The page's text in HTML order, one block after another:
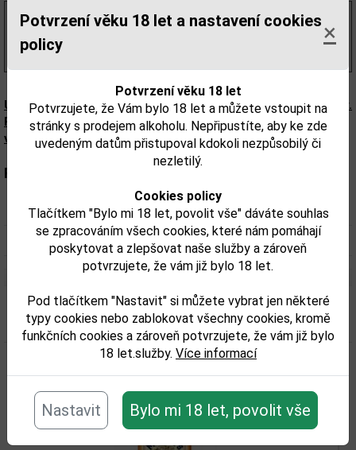
Potvrzení věku 18 let a nastavení cookies
policy
×
Potvrzení věku 18 let
Potvrzujete, že Vám bylo 18 let a můžete vstoupit na
stránky s prodejem alkoholu. Nepřipustíte, aby ke zde
uvedeným datům přistupoval kdokoli nezpůsobilý či
nezletilý.
Cookies policy
Tlačítkem "Bylo mi 18 let, povolit vše" dáváte souhlas
se zpracováním všech cookies, které nám pomáhají
poskytovat a zlepšovat naše služby a zároveň
potvrzujete, že vám již bylo 18 let.
Pod tlačítkem "Nastavit" si můžete vybrat jen některé
typy cookies nebo zablokovat všechny cookies, kromě
funkčních cookies a zároveň potvrzujete, že vám již bylo
18 let.služby. Více informací
Nastavit Bylo mi 18 let, povolit vše
346,55 Kčbez DPH
419,00 Kč
(599,00 Kč/l)
Upozorňujeme, že tento produkt může obsahovat alergeny.
Přesné složení a alergeny jsou k dispozici na obalu
výrobku. Zkontrolujte prosím před konzumací.
Parametry:
Obsah alkoholu obj. %: 40
Objem obalu (L): 0,7
Související zboží